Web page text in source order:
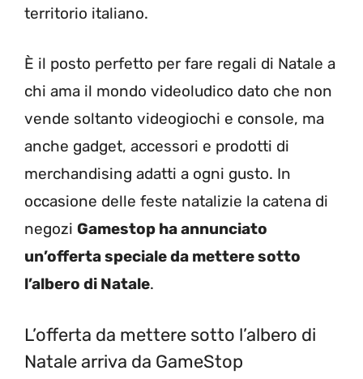
territorio italiano.
È il posto perfetto per fare regali di Natale a
chi ama il mondo videoludico dato che non
vende soltanto videogiochi e console, ma
anche gadget, accessori e prodotti di
merchandising adatti a ogni gusto. In
occasione delle feste natalizie la catena di
negozi Gamestop ha annunciato
un’offerta speciale da mettere sotto
l’albero di Natale.
L’offerta da mettere sotto l’albero di
Natale arriva da GameStop